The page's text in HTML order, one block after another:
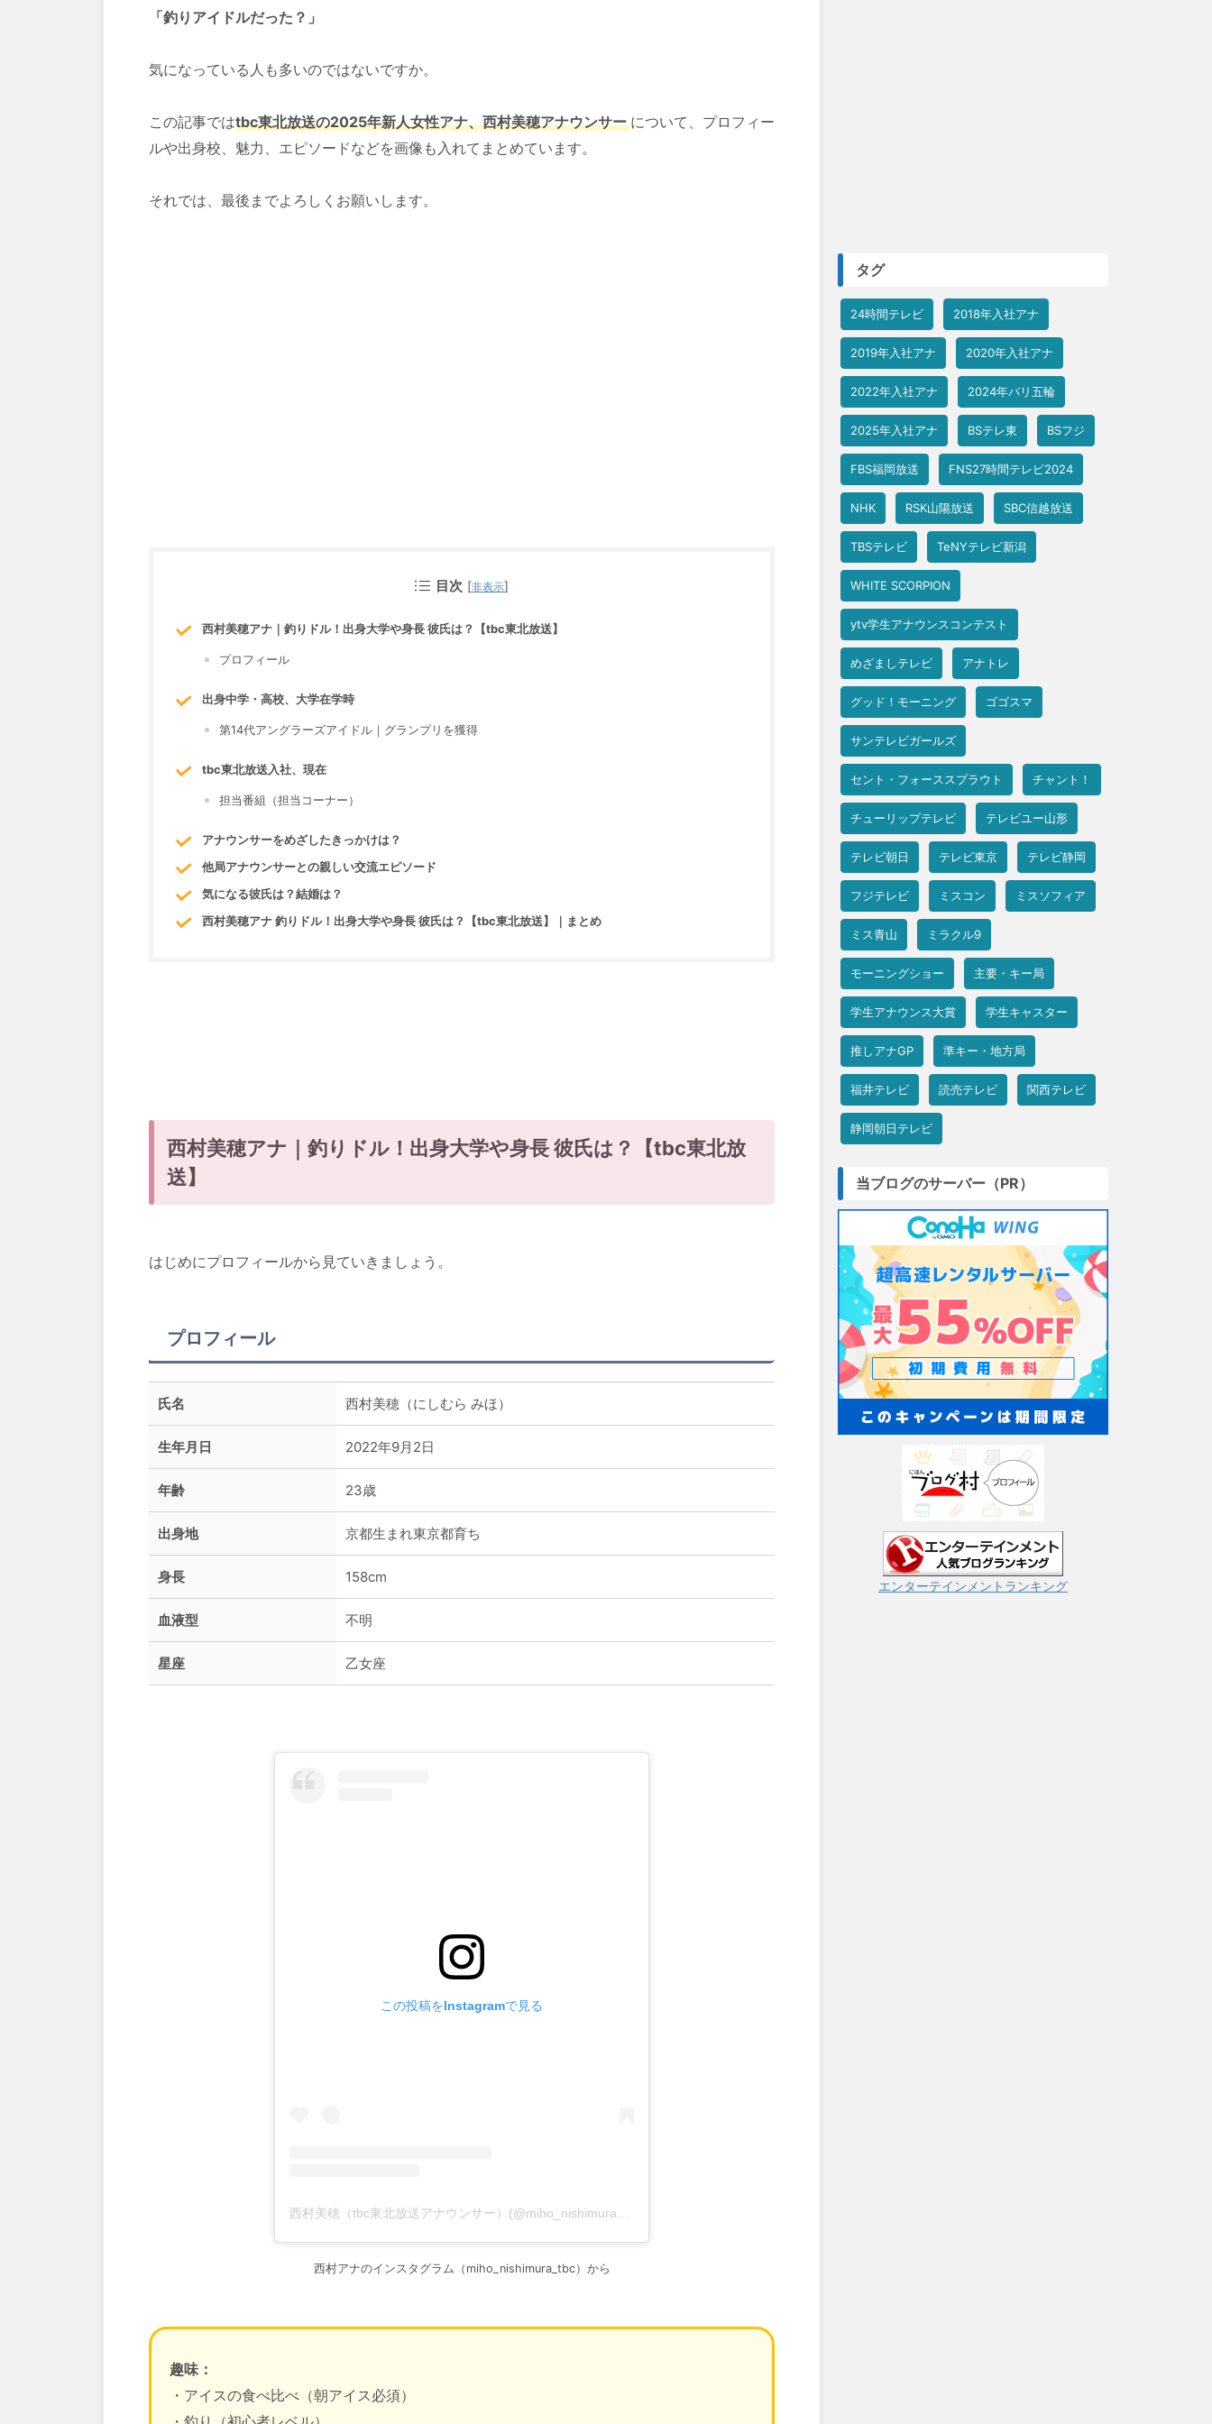
「釣りアイドルだった？」
気になっている人も多いのではないですか。
この記事ではtbc東北放送の2025年新人女性アナ、西村美穂アナウンサー について、プロフィー
ルや出身校、魅力、エピソードなどを画像も入れてまとめています。
それでは、最後までよろしくお願いします。
目次 [非表示]
西村美穂アナ｜釣りドル！出身大学や身長 彼氏は？【tbc東北放送】
プロフィール
出身中学・高校、大学在学時
第14代アングラーズアイドル｜グランプリを獲得
tbc東北放送入社、現在
担当番組（担当コーナー）
アナウンサーをめざしたきっかけは？
他局アナウンサーとの親しい交流エピソード
気になる彼氏は？結婚は？
西村美穂アナ 釣りドル！出身大学や身長 彼氏は？【tbc東北放送】｜まとめ
西村美穂アナ｜釣りドル！出身大学や身長 彼氏は？【tbc東北放
送】
はじめにプロフィールから見ていきましょう。
プロフィール
氏名 西村美穂（にしむら みほ）
生年月日 2022年9月2日
年齢 23歳
出身地 京都生まれ東京都育ち
身長 158cm
血液型 不明
星座 乙女座
この投稿をInstagramで見る
西村アナのインスタグラム（miho_nishimura_tbc）から
趣味：
・アイスの食べ比べ（朝アイス必須）
タグ
24時間テレビ 2018年入社アナ
2019年入社アナ 2020年入社アナ
2022年入社アナ 2024年パリ五輪
2025年入社アナ BSテレ東 BSフジ
FBS福岡放送 FNS27時間テレビ2024
NHK RSK山陽放送 SBC信越放送
TBSテレビ TeNYテレビ新潟
WHITE SCORPION
ytv学生アナウンスコンテスト
めざましテレビ アナトレ
グッド！モーニング ゴゴスマ
サンテレビガールズ
セント・フォーススプラウト チャント！
チューリップテレビ テレビユー山形
テレビ朝日 テレビ東京 テレビ静岡
フジテレビ ミスコン ミスソフィア
ミス青山 ミラクル9
モーニングショー 主要・キー局
学生アナウンス大賞 学生キャスター
推しアナGP 準キー・地方局
福井テレビ 読売テレビ 関西テレビ
静岡朝日テレビ
当ブログのサーバー（PR）
エンターテインメントランキング